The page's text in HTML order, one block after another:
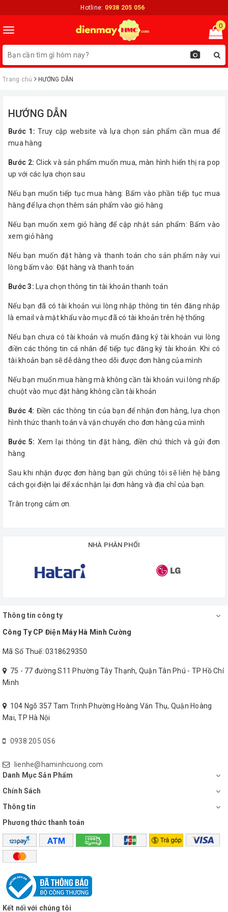
Hotline: 0938 205 056
Toggle
navigation
0
Trang chủ HƯỚNG DẪN
HƯỚNG DẪN
Bước 1: Truy cập website và lựa chọn sản phẩm cần mua để
mua hàng
Bước 2: Click và sản phẩm muốn mua, màn hình hiển thị ra pop
up với các lựa chọn sau
Nếu bạn muốn tiếp tục mua hàng: Bấm vào phần tiếp tục mua
hàng để lựa chọn thêm sản phẩm vào giỏ hàng
Nếu bạn muốn xem giỏ hàng để cập nhật sản phẩm: Bấm vào
xem giỏ hàng
Nếu bạn muốn đặt hàng và thanh toán cho sản phẩm này vui
lòng bấm vào: Đặt hàng và thanh toán
Bước 3: Lựa chọn thông tin tài khoản thanh toán
Nếu bạn đã có tài khoản vui lòng nhập thông tin tên đăng nhập
là email và mật khẩu vào mục đã có tài khoản trên hệ thống
Nếu bạn chưa có tài khoản và muốn đăng ký tài khoản vui lòng
điền các thông tin cá nhân để tiếp tục đăng ký tài khoản. Khi có
tài khoản bạn sẽ dễ dàng theo dõi được đơn hàng của mình
Nếu bạn muốn mua hàng mà không cần tài khoản vui lòng nhấp
chuột vào mục đặt hàng không cần tài khoản
Bước 4: Điền các thông tin của bạn để nhận đơn hàng, lựa chọn
hình thức thanh toán và vận chuyển cho đơn hàng của mình
Bước 5: Xem lại thông tin đặt hàng, điền chú thích và gửi đơn
hàng
Sau khi nhận được đơn hàng bạn gửi chúng tôi sẽ liên hệ bằng
cách gọi điện lại để xác nhận lại đơn hàng và địa chỉ của bạn.
Trân trọng cảm ơn.
NHÀ PHÂN PHỐI
Thông tin công ty
Công Ty CP Điện Máy Hà Minh Cường
Mã Số Thuế: 0318629350
75 - 77 đường S11 Phường Tây Thạnh, Quận Tân Phú - TP Hồ Chí
Minh
104 Ngõ 357 Tam Trinh Phường Hoàng Văn Thụ, Quận Hoàng
Mai, TP Hà Nội
0938 205 056
lienhe@haminhcuong.com
Danh Mục Sản Phẩm
Chính Sách
Thông tin
Phương thức thanh toán
Kết nối với chúng tôi